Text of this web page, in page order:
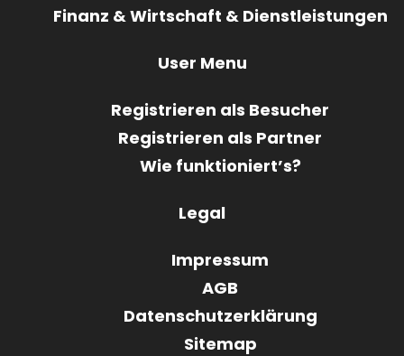
Finanz & Wirtschaft & Dienstleistungen
User Menu
Registrieren als Besucher
Registrieren als Partner
Wie funktioniert’s?
Legal
Impressum
AGB
Datenschutzerklärung
Sitemap